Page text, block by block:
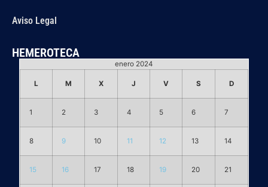
Aviso Legal
HEMEROTECA
enero 2024
L M X J V S D
1 2 3 4 5 6 7
8 9 10 11 12 13 14
15 16 17 18 19 20 21